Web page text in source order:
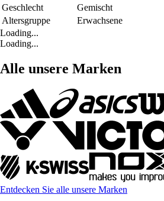
Geschlecht
Gemischt
Altersgruppe
Erwachsene
Loading...
Loading...
Alle unsere Marken
Entdecken Sie alle unsere Marken